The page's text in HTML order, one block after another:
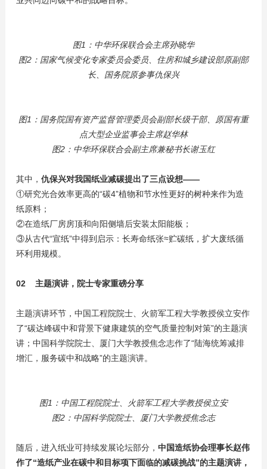
图1：中华环保联合会主席孙晓华
图2：国家气候变化专家委员会委员、住房和城乡建设部原副部
长、国务院原参事仇保兴
图1：国务院国有资产监督管理委员会副部长级干部、原国有重
点大型企业监事会主席赵华林
图2：中华环保联合会副主席兼秘书长谢玉红
其中， 仇保兴对我国纸业减碳提出了三点设想——
①研究光合效率更高的“碳4”植物和节水性更好的树种来作为造
纸原料；
②在造纸厂房房顶和向阳侧墙后安装太阳能板；
③从古代“宣纸”中得到启示：长寿命纸张≈贮碳纸，扩大废纸循
环利用规模。
02 主题演讲，院士专家重磅分享
主题演讲环节，中国工程院院士、火箭军工程大学教授侯立安作
了“碳达峰碳中和背景下健康建筑的空气质量控制对策”的主题演
讲；中国科学院院士、厦门大学教授焦念志作了“陆海统筹减排
增汇，服务碳中和战略”的主题演讲。
图1：中国工程院院士、火箭军工程大学教授侯立安
图2：中国科学院院士、厦门大学教授焦念志
随后，进入纸业可持续发展论坛部分， 中国造纸协会理事长赵伟
作了“造纸产业在碳中和目标项下面临的减碳挑战”的主题演讲，